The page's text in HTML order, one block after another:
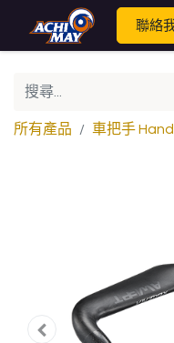
聯絡
所有產品 車把手